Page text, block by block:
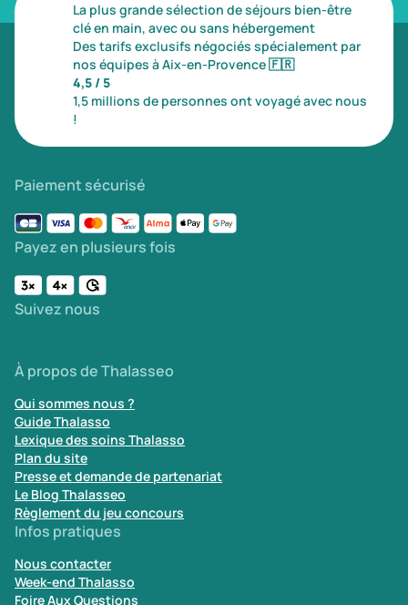
La plus grande sélection de séjours bien-être
clé en main, avec ou sans hébergement
Des tarifs exclusifs négociés spécialement par
nos équipes à Aix-en-Provence🇫🇷
4,5 / 5
1,5 millions de personnes ont voyagé avec nous
!
Paiement sécurisé
Payez en plusieurs fois
Suivez nous
À propos de Thalasseo
Qui sommes nous ?
Guide Thalasso
Lexique des soins Thalasso
Plan du site
Presse et demande de partenariat
Le Blog Thalasseo
Règlement du jeu concours
Infos pratiques
Nous contacter
Week-end Thalasso
Foire Aux Questions